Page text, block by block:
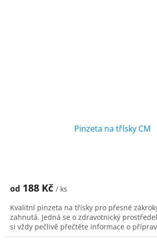
Pinzeta na třísky CM
od 188 Kč / ks
Kvalitní pinzeta na třísky pro přesné
zahnutá. Jedná se o zdravotnický
si vždy pečlivě přečtěte informace o